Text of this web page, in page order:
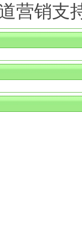
营销支